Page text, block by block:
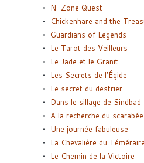
N-Zone Quest
Chickenhare and the
Guardians of Legends
Le Tarot des Veilleurs
Le Jade et le Granit
Les Secrets de l’Égide
Le secret du destrier
Dans le sillage de Sindbad
A la recherche du
Une journée fabuleuse
La Chevalière du Téméraire
Le Chemin de la Victoire